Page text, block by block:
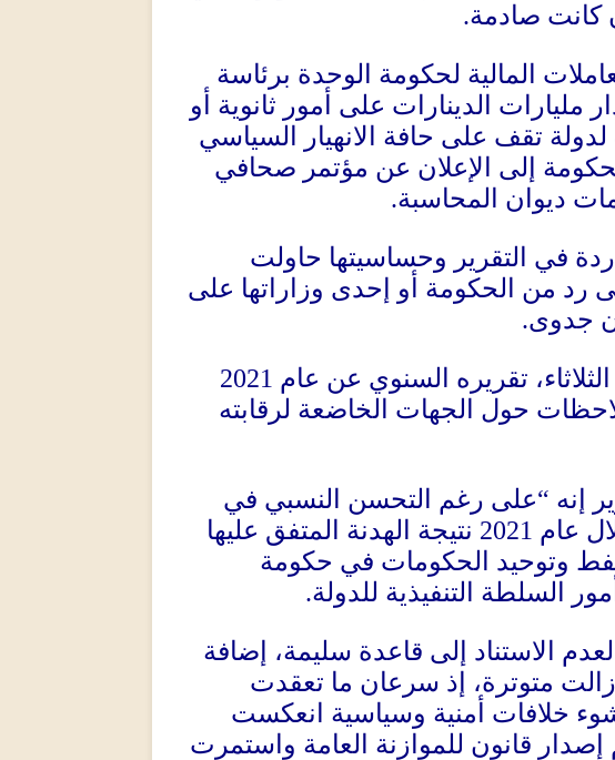
كانت صادمة.
المالية لحكومة الوحدة برئاسة
مليارات الدينارات على أمور ثانوية أو
تقف على حافة الانهيار السياسي
إلى الإعلان عن مؤتمر صحافي
ديوان المحاسبة.
في التقرير وحساسيتها حاولت
رد من الحكومة أو إحدى وزاراتها على
جدوى.
تقريره السنوي عن عام 2021
حول الجهات الخاضعة لرقابته
إنه “على رغم التحسن النسبي في
عام 2021 نتيجة الهدنة المتفق عليها
وتوحيد الحكومات في حكومة
السلطة التنفيذية للدولة.
الاستناد إلى قاعدة سليمة، إضافة
متوترة، إذ سرعان ما تعقدت
خلافات أمنية وسياسية انعكست
إصدار قانون للموازنة العامة واستمرت